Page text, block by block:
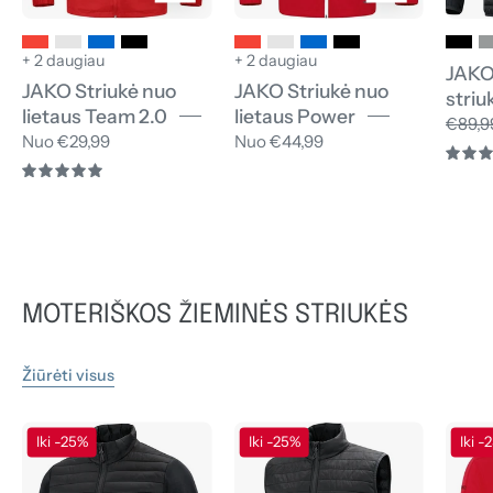
+ 2 daugiau
JAKO Striukė nuo
lietaus Team 2.0
Nuo €29,99
+ 2 daugiau
JAKO Striukė nuo
lietaus Power
Nuo €44,99
MOTERIŠKOS ŽIEMINĖS STRIUKĖS
Žiūrėti visus
JAKO
Hibridinė
Iki -25%
JAKO
Dygsniuota
Iki -25% Iki -